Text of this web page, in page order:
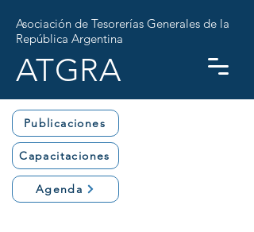
Asociación de Tesorerías Generales de la
República Argentina
ATGRA
Capacitaciones
Agenda
Publicaciones